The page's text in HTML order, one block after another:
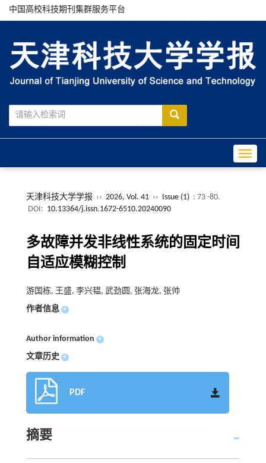
中国高校科技期刊集群服务平台
天津科技大学学报 ›› 2026, Vol. 41 ›› Issue (1) : 73 -80.
DOI: 10.13364/j.issn.1672-6510.20240090
多故障并发非线性系统的固定时间
自适应模糊控制
游国栋, 王盛, 李兴韫, 武劲圆, 张海龙, 张帅
作者信息 +
Author information +
文章历史 +
PDF
摘要